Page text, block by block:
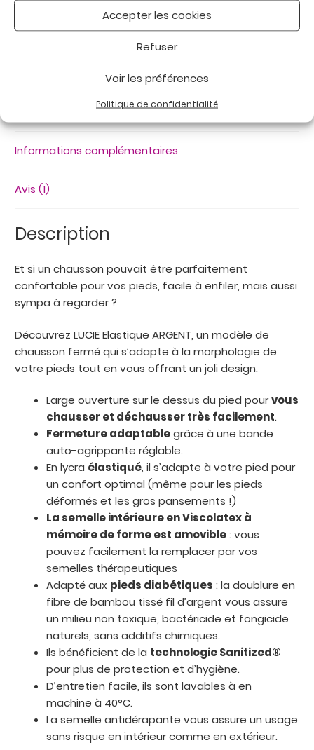
Accepter les cookies
Refuser
Voir les préférences
Politique de confidentialité
Chaussons
UGS :LUCIE ELASTIQUE ARGENT
Chaussons,Chaussons thérapeutiques
Chaussures Femme
Thérapeutique
Informations complémentaires
Avis (1)
Description
Et si un chausson pouvait être parfaitement
confortable pour vos pieds, facile à enfiler, mais aussi
sympa à regarder ?
Découvrez LUCIE Elastique ARGENT, un modèle de
chausson fermé qui s’adapte à la morphologie de
votre pieds tout en vous offrant un joli design.
Large ouverture sur le dessus du pied pourvous
chausser et déchausser très facilement.
Fermeture adaptablegrâce à une bande
auto-agrippante réglable.
En lycra élastiqué, il s’adapte à votre pied pour
un confort optimal (même pour les pieds
déformés et les gros pansements !)
La semelle intérieure en Viscolatex à
mémoire de forme est amovible: vous
pouvez facilement la remplacer par vos
semelles thérapeutiques
Adapté aux pieds diabétiques : la doublure en
fibre de bambou tissé fil d’argent vous assure
un milieu non toxique, bactéricide et fongicide
naturels, sans additifs chimiques.
Ils bénéficient de la technologie Sanitized®
pour plus de protection et d’hygiène.
D’entretien facile, ils sont lavables à en
machine à 40°C.
La semelle antidérapante vous assure un usage
sans risque en intérieur comme en extérieur.